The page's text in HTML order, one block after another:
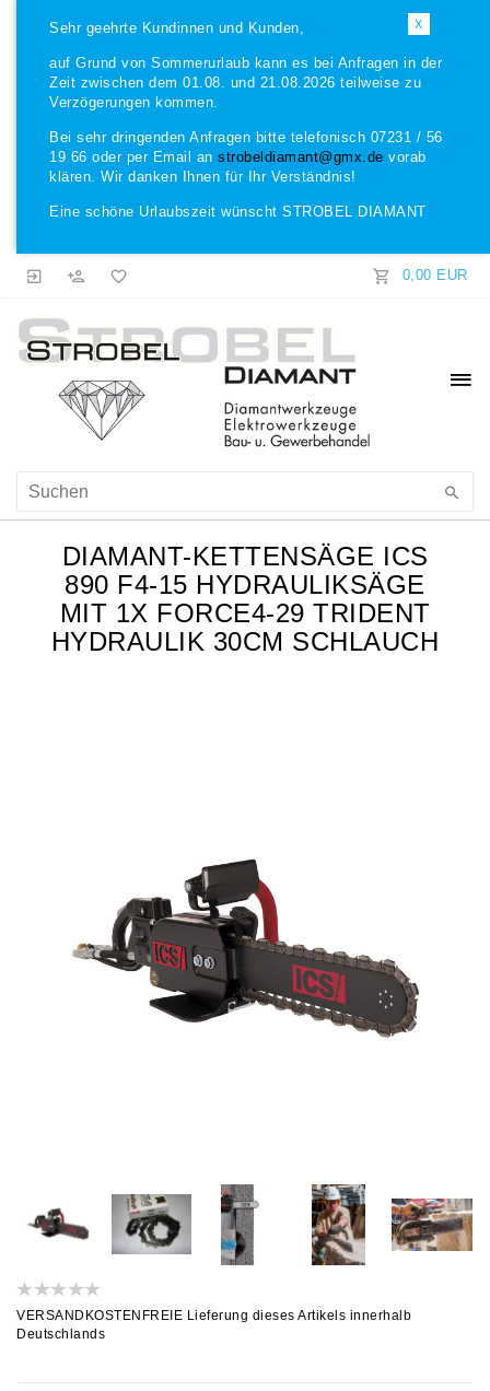
X
Sehr geehrte Kundinnen und Kunden,
auf Grund von Sommerurlaub kann es bei Anfragen in der
Zeit zwischen dem 01.08. und 21.08.2026 teilweise zu
Verzögerungen kommen.
Bei sehr dringenden Anfragen bitte telefonisch 07231 / 56
19 66 oder per Email an strobeldiamant@gmx.de vorab
klären. Wir danken Ihnen für Ihr Verständnis!
Eine schöne Urlaubszeit wünscht STROBEL DIAMANT
0,00 EUR
DIAMANT-KETTENSÄGE ICS
890 F4-15 HYDRAULIKSÄGE
MIT 1X FORCE4-29 TRIDENT
HYDRAULIK 30CM SCHLAUCH
VERSANDKOSTENFREIE Lieferung dieses Artikels innerhalb
Deutschlands